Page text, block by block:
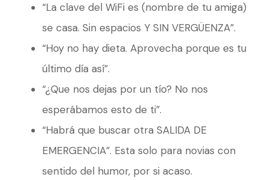
“La clave del WiFi es (nombre de tu amiga)
se casa. Sin espacios Y SIN VERGÜENZA”.
“Hoy no hay dieta. Aprovecha porque es tu
último día así”.
“¿Que nos dejas por un tío? No nos
esperábamos esto de ti”.
“Habrá que buscar otra SALIDA DE
EMERGENCIA”. Esta solo para novias con
sentido del humor, por si acaso.